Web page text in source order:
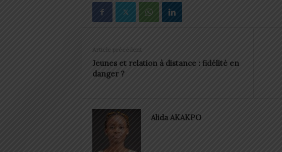
Article précédent
Jeunes et relation à distance : fidélité en
danger ?
Alida AKAKPO